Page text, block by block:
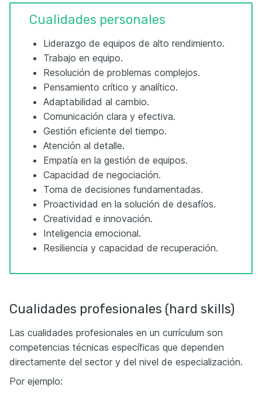
Cualidades personales
Liderazgo de equipos de alto rendimiento.
Trabajo en equipo.
Resolución de problemas complejos.
Pensamiento crítico y analítico.
Adaptabilidad al cambio.
Comunicación clara y efectiva.
Gestión eficiente del tiempo.
Atención al detalle.
Empatía en la gestión de equipos.
Capacidad de negociación.
Toma de decisiones fundamentadas.
Proactividad en la solución de desafíos.
Creatividad e innovación.
Inteligencia emocional.
Resiliencia y capacidad de recuperación.
Cualidades profesionales (hard skills)
Las cualidades profesionales en un currículum son
competencias técnicas específicas que dependen
directamente del sector y del nivel de especialización.
Por ejemplo: